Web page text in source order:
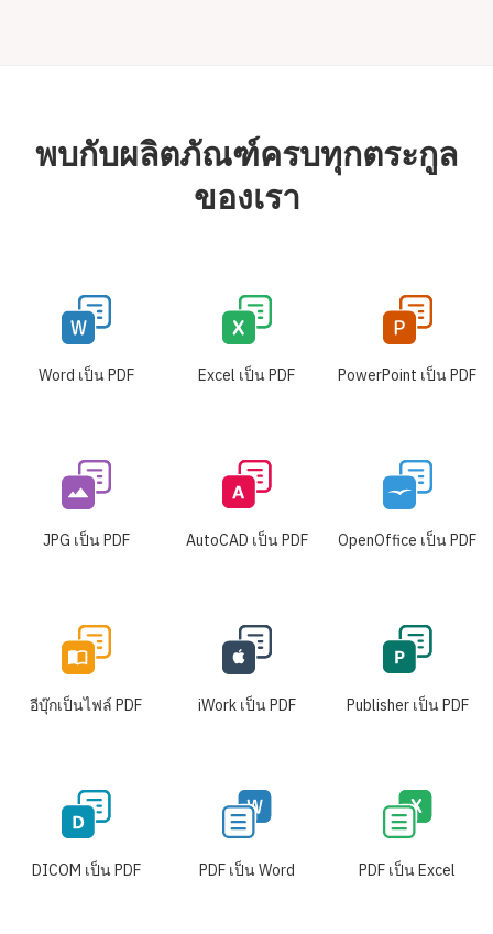
พบกับผลิตภัณฑ์ครบทุกตระกูล
ของเรา
Word เป็น PDF Excel เป็น PDF PowerPoint เป็น PDF
JPG เป็น PDF AutoCAD เป็น PDF OpenOffice เป็น PDF
อีบุ๊กเป็นไฟล์ PDF iWork เป็น PDF Publisher เป็น PDF
DICOM เป็น PDF PDF เป็น Word PDF เป็น Excel